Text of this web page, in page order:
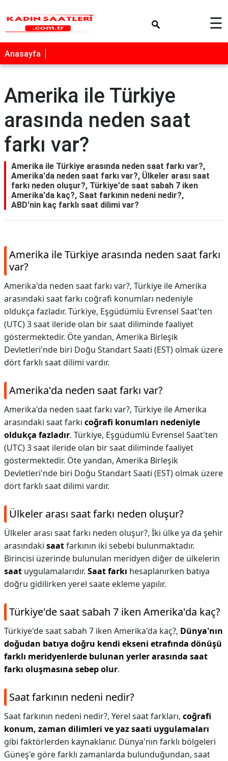
☰
Anasayfa
Amerika ile Türkiye
arasında neden saat
farkı var?
Amerika ile Türkiye arasında neden saat farkı var?,
Amerika'da neden saat farkı var?, Ülkeler arası saat
farkı neden oluşur?, Türkiye'de saat sabah 7 iken
Amerika'da kaç?, Saat farkının nedeni nedir?,
ABD'nin kaç farklı saat dilimi var?
Amerika ile Türkiye arasında neden saat farkı
var?
Amerika'da neden saat farkı var?, Türkiye ile Amerika
arasındaki saat farkı coğrafi konumları nedeniyle
oldukça fazladır. Türkiye, Eşgüdümlü Evrensel Saat'ten
(UTC) 3 saat ileride olan bir saat diliminde faaliyet
göstermektedir. Öte yandan, Amerika Birleşik
Devletleri'nde biri Doğu Standart Saati (EST) olmak üzere
dört farklı saat dilimi vardır.
Amerika'da neden saat farkı var?
Amerika'da neden saat farkı var?, Türkiye ile Amerika
arasındaki saat farkı coğrafi konumları nedeniyle
oldukça fazladır. Türkiye, Eşgüdümlü Evrensel Saat'ten
(UTC) 3 saat ileride olan bir saat diliminde faaliyet
göstermektedir. Öte yandan, Amerika Birleşik
Devletleri'nde biri Doğu Standart Saati (EST) olmak üzere
dört farklı saat dilimi vardır.
Ülkeler arası saat farkı neden oluşur?
Ülkeler arası saat farkı neden oluşur?, İki ülke ya da şehir
arasındaki saatfarkının iki sebebi bulunmaktadır.
Birincisi üzerinde bulunulan meridyen diğer de ülkelerin
saat uygulamalarıdır. Saat farkı hesaplanırken batıya
doğru gidilirken yerel saate ekleme yapılır.
Türkiye'de saat sabah 7 iken Amerika'da kaç?
Türkiye'de saat sabah 7 iken Amerika'da kaç?, Dünya'nın
doğudan batıya doğru kendi ekseni etrafında dönüşü
farklı meridyenlerde bulunan yerler arasında saat
farkı oluşmasına sebep olur.
Saat farkının nedeni nedir?
Saat farkının nedeni nedir?, Yerel saat farkları, coğrafi
konum, zaman dilimleri ve yaz saati uygulamaları
gibi faktörlerden kaynaklanır. Dünya'nın farklı bölgeleri
Güneş'e göre farklı zamanlarda bulunduğundan, saat